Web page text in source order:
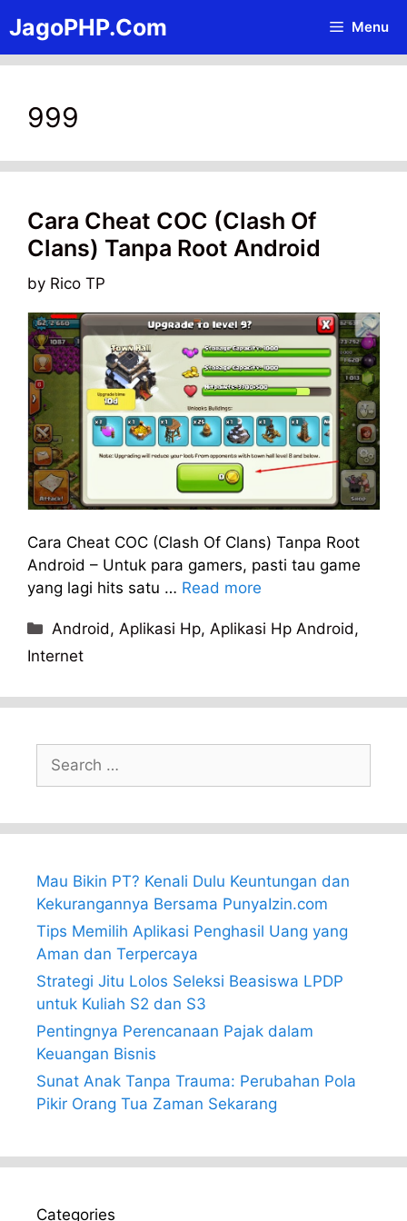
to
content
JagoPHP.Com Menu
999
Cara Cheat COC (Clash Of
Clans) Tanpa Root Android
by Rico TP
Cara Cheat COC (Clash Of Clans) Tanpa Root
Android – Untuk para gamers, pasti tau game
yang lagi hits satu … Read more
Categories
Android, Aplikasi Hp, Aplikasi Hp Android,
Internet
for:
Mau Bikin PT? Kenali Dulu Keuntungan dan
Kekurangannya Bersama PunyaIzin.com
Tips Memilih Aplikasi Penghasil Uang yang
Aman dan Terpercaya
Strategi Jitu Lolos Seleksi Beasiswa LPDP
untuk Kuliah S2 dan S3
Pentingnya Perencanaan Pajak dalam
Keuangan Bisnis
Sunat Anak Tanpa Trauma: Perubahan Pola
Pikir Orang Tua Zaman Sekarang
Categories